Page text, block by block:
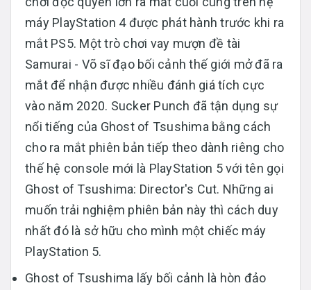
máy PlayStation 4 được phát hành trước khi ra
mắt PS5. Một trò chơi vay mượn đề tài
Samurai - Võ sĩ đạo bối cảnh thế giới mở đã ra
mắt để nhận được nhiều đánh giá tích cực
vào năm 2020. Sucker Punch đã tận dụng sự
nổi tiếng của Ghost of Tsushima bằng cách
cho ra mắt phiên bản tiếp theo dành riêng cho
thế hệ console mới là PlayStation 5 với tên gọi
Ghost of Tsushima: Director's Cut. Những ai
muốn trải nghiệm phiên bản này thì cách duy
nhất đó là sở hữu cho mình một chiếc máy
PlayStation 5.
Ghost of Tsushima lấy bối cảnh là hòn đảo